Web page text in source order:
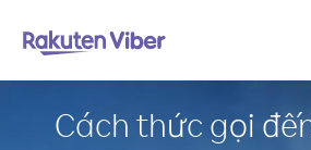
Cách thức gọi